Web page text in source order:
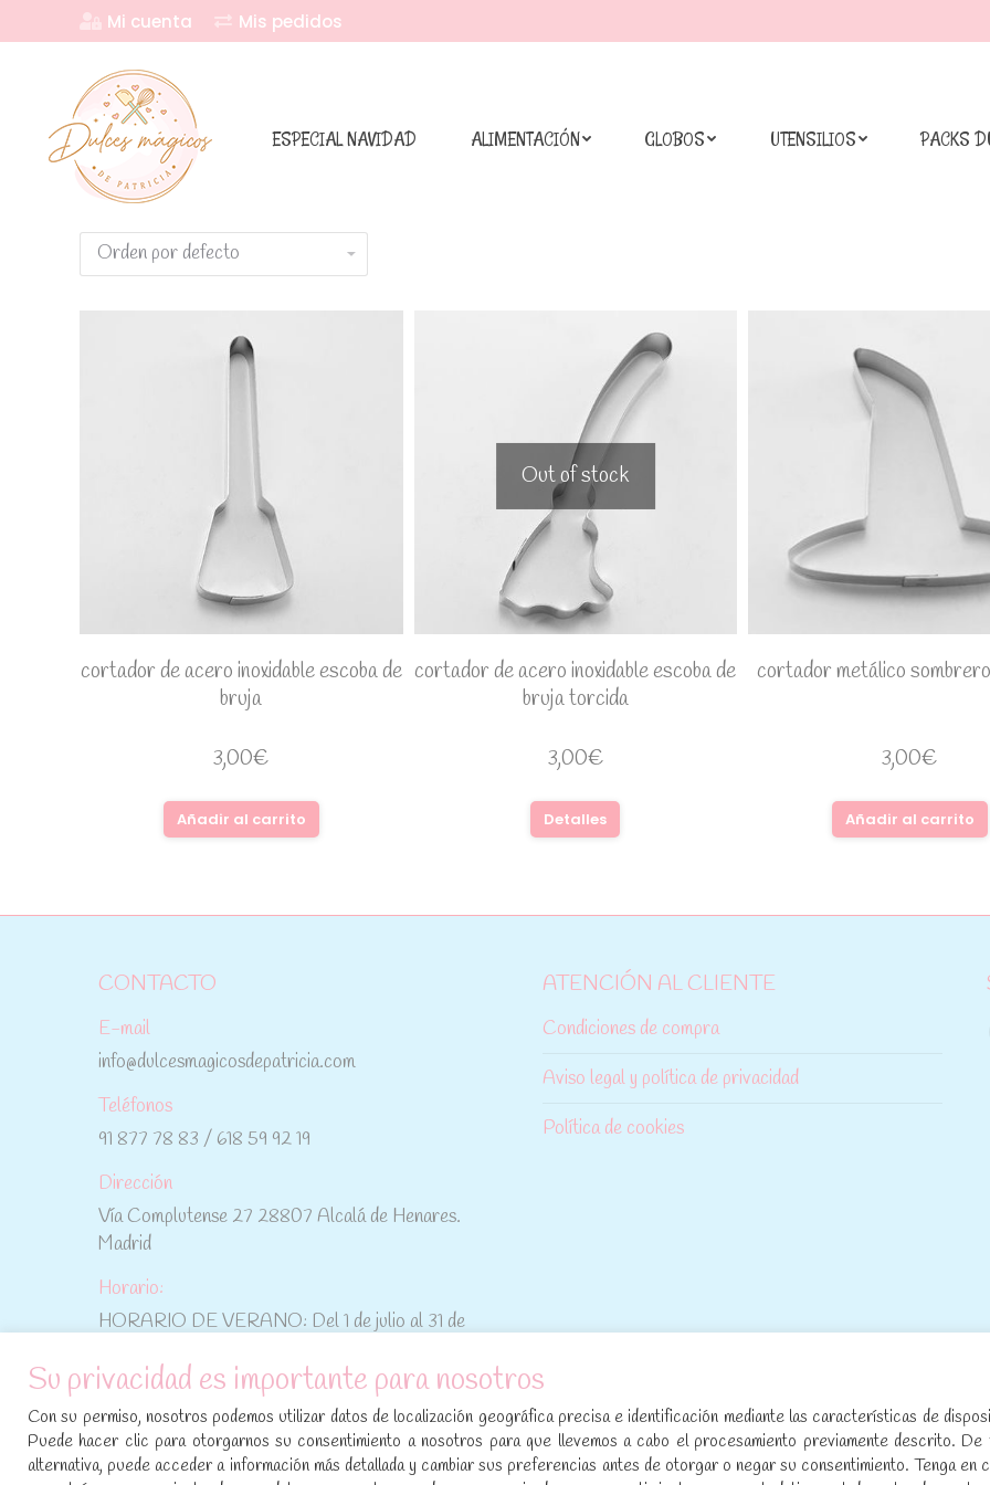
Mi cuenta Mis pedidos
ESPECIAL NAVIDAD ALIMENTACIÓN GLOBOS UTENSILIOS PACKS
cortador de acero inoxidable escoba de
bruja
3,00€
Añadir al carrito
Out of stock
cortador de acero inoxidable escoba de
bruja torcida
3,00€
Detalles
cortador metálico
3,00€
Añadir al carrito
CONTACTO
E-mail
info@dulcesmagicosdepatricia.com
Teléfonos
91 877 78 83 / 618 59 92 19
Dirección
Vía Complutense 27 28807 Alcalá de Henares.
Madrid
Horario:
HORARIO DE VERANO: Del 1 de julio al 31 de
ATENCIÓN AL CLIENTE
Condiciones de compra
Aviso legal y política de privacidad
Política de cookies
No te pierdas las promociones y novedades,
suscríbete a nuestra newsletter:
[sibwp_form id=1]
Su privacidad es importante para nosotros
Con su permiso, nosotros podemos utilizar datos de localización geográfica precisa e identificación mediante las características de
Puede hacer clic para otorgarnos su consentimiento a nosotros para que llevemos a cabo el procesamiento previamente descrito. De
alternativa, puede acceder a información más detallada y cambiar sus preferencias antes de otorgar o negar su consentimiento. Tenga en